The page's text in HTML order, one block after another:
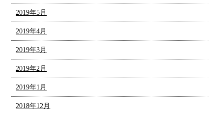
2019年5月
2019年4月
2019年3月
2019年2月
2019年1月
2018年12月